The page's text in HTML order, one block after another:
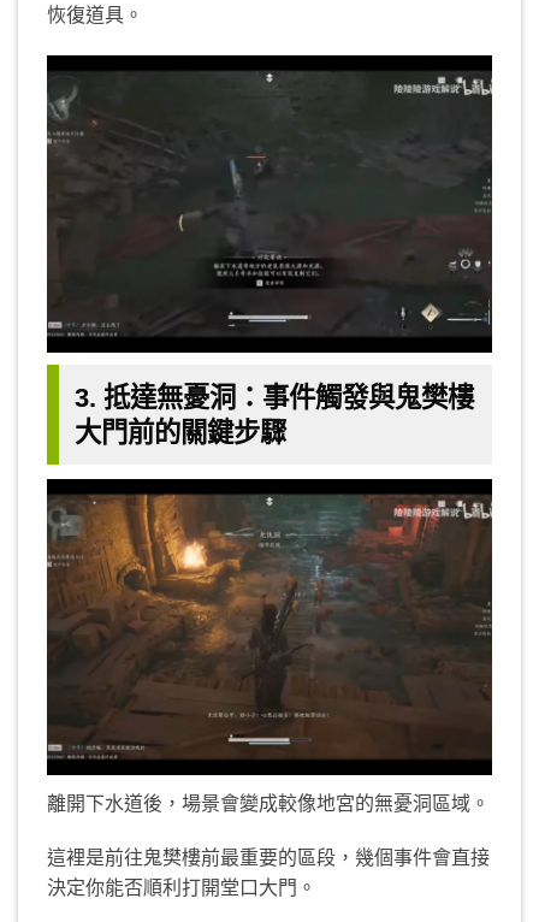
恢復道具。
3. 抵達無憂洞：事件觸發與鬼樊樓
大門前的關鍵步驟
離開下水道後，場景會變成較像地宮的無憂洞區域。
這裡是前往鬼樊樓前最重要的區段，幾個事件會直接
決定你能否順利打開堂口大門。